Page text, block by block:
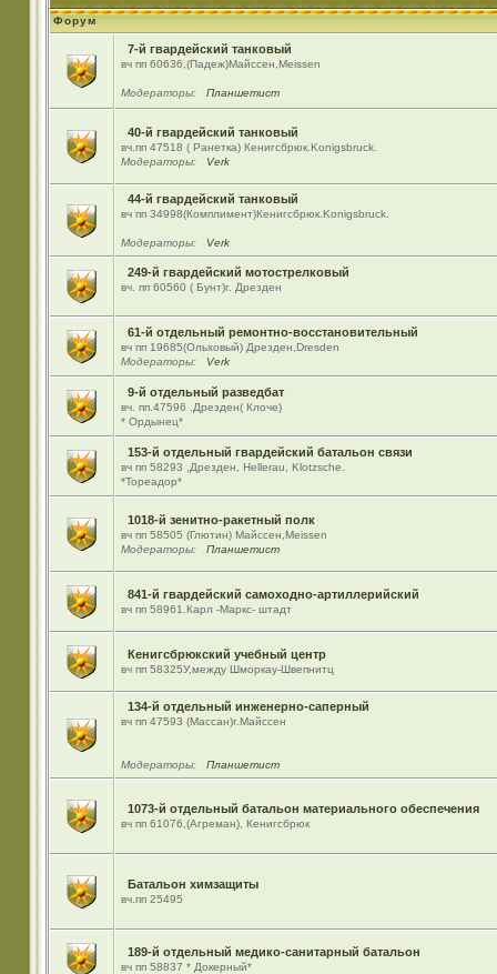
Форум
7-й гвардейский танковый
вч пп 60636,(Падеж)Майсcен,Meissen
Модераторы: Планшетист
40-й гвардейский танковый
вч.пп 47518 ( Ранетка) Кенигсбрюк.Konigsbruck.
Модераторы:
Verk
44-й гвардейский танковый
вч пп 34998(Комплимент)Кенигсбрюк.Konigsbruck.
Модераторы: Verk
249-й гвардейский мотострелковый
вч. пп 60560 ( Бунт)г. Дрезден
61-й отдельный ремонтно-восстановительный
вч пп 19685(Ольховый) Дрезден,Dresden
Модераторы:
Verk
9-й отдельный разведбат
вч. пп.47596 .Дрезден( Клоче)
* Ордынец*
153-й отдельный гвардейский батальон связи
вч пп 58293 ,Дрезден, Hellerau, Klotzsche.
*Тореадор*
1018-й зенитно-ракетный полк
вч пп 58505 (Глютин) Майсcен,Meissen
Модераторы:
Планшетист
841-й гвардейский самоходно-артиллерийский
вч пп 58961.Карл -Маркс- штадт
Кенигсбрюкский учебный центр
вч пп 58325У,между Шморкау-Швепнитц
134-й отдельный инженерно-саперный
вч пп 47593 (Массан)г.Майссен
Модераторы: Планшетист
1073-й отдельный батальон материального обеспечения
вч пп 61076,(Агреман), Кенигсбрюк
Батальон химзащиты
вч.пп 25495
189-й отдельный медико-санитарный батальон
вч пп 58837 * Докерный*